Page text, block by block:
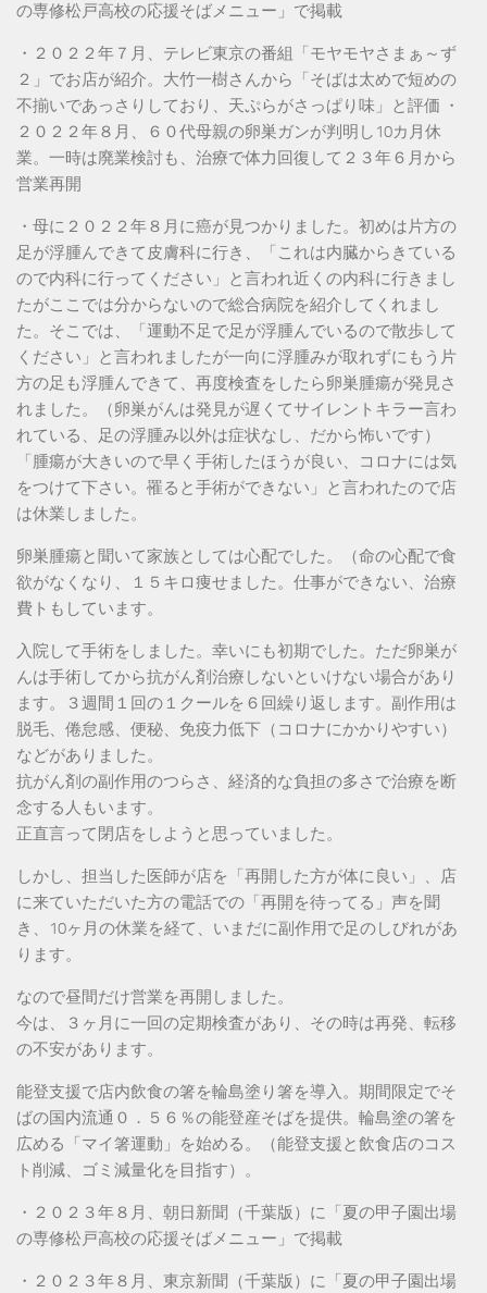
の専修松戸高校の応援そばメニュー」で掲載
・２０２２年７月、テレビ東京の番組「モヤモヤさまぁ～ず
２」でお店が紹介。大竹一樹さんから「そばは太めで短めの
不揃いであっさりしており、天ぷらがさっぱり味」と評価 ・
２０２２年８月、６０代母親の卵巣ガンが判明し10カ月休
業。一時は廃業検討も、治療で体力回復して２３年６月から
営業再開
・母に２０２２年８月に癌が見つかりました。初めは片方の
足が浮腫んできて皮膚科に行き、「これは内臓からきている
ので内科に行ってください」と言われ近くの内科に行きまし
たがここでは分からないので総合病院を紹介してくれまし
た。そこでは、「運動不足で足が浮腫んでいるので散歩して
ください」と言われましたが一向に浮腫みが取れずにもう片
方の足も浮腫んできて、再度検査をしたら卵巣腫瘍が発見さ
れました。（卵巣がんは発見が遅くてサイレントキラー言わ
れている、足の浮腫み以外は症状なし、だから怖いです）
「腫瘍が大きいので早く手術したほうが良い、コロナには気
をつけて下さい。罹ると手術ができない」と言われたので店
は休業しました。
卵巣腫瘍と聞いて家族としては心配でした。（命の心配で食
欲がなくなり、１５キロ痩せました。仕事ができない、治療
費トもしています。
入院して手術をしました。幸いにも初期でした。ただ卵巣が
んは手術してから抗がん剤治療しないといけない場合があり
ます。３週間１回の１クールを６回繰り返します。副作用は
脱毛、倦怠感、便秘、免疫力低下（コロナにかかりやすい）
などがありました。
抗がん剤の副作用のつらさ、経済的な負担の多さで治療を断
念する人もいます。
正直言って閉店をしようと思っていました。
しかし、担当した医師が店を「再開した方が体に良い」、店
に来ていただいた方の電話での「再開を待ってる」声を聞
き、10ヶ月の休業を経て、いまだに副作用で足のしびれがあ
ります。
なので昼間だけ営業を再開しました。
今は、３ヶ月に一回の定期検査があり、その時は再発、転移
の不安があります。
能登支援で店内飲食の箸を輪島塗り箸を導入。期間限定でそ
ばの国内流通０．５６％の能登産そばを提供。輪島塗の箸を
広める「マイ箸運動」を始める。（能登支援と飲食店のコス
ト削減、ゴミ減量化を目指す）。
・２０２３年８月、朝日新聞（千葉版）に「夏の甲子園出場
の専修松戸高校の応援そばメニュー」で掲載
・２０２３年８月、東京新聞（千葉版）に「夏の甲子園出場